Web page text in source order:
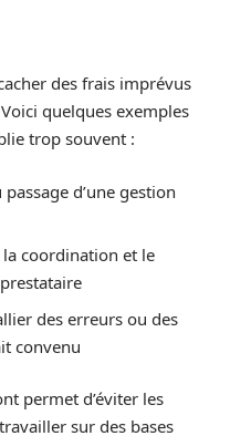
des frais imprévus
quelques exemples
trop souvent :
d’une gestion
la coordination et le
des erreurs ou des
convenu
permet d’éviter les
sur des bases